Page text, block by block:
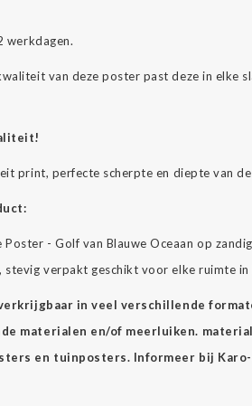
werkdagen.
van deze poster past deze in elke
print, perfecte scherpte en diepte van de
Poster - Golf van Blauwe Oceaan op
stevig verpakt geschikt voor elke ruimte in
in veel verschillende
materialen en/of meerluiken.
en tuinposters. Informeer bij